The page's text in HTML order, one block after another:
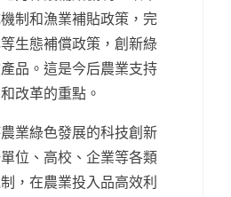
制和漁業補貼政策，完
生態補償政策，創新綠
品。這是今后農業支持
改革的重點。
業綠色發展的科技創新
位、高校、企業等各類
，在農業投入品高效利